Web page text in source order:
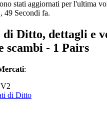
stati aggiornati per l'ultima
49 Secondi fa.
di Ditto, dettagli e
scambi - 1 Pairs
:
di Ditto